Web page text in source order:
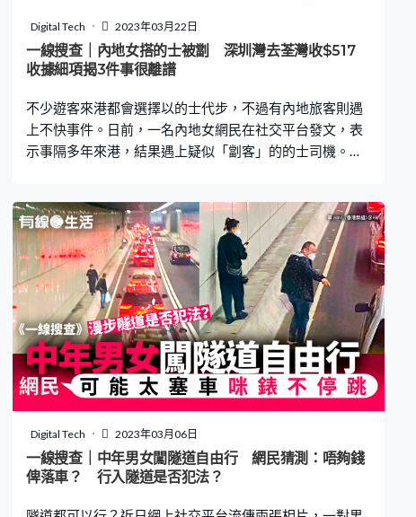
隨即俯身向前，伸手到前方司機位附近位置，拿取一些東
西後迅速放入自己手袋，動作疑似行竊。 司機幫忙開車門
後，她便鎮定地挪移下車，神情無異樣。女乘客動作前後
「車ca
Digital Tech 2023年03月22日
一線搜查｜內地女搭的士被劏 深圳灣去荃灣收$517
收據細項揭3件事很離譜
不少遊客來港都會選擇以的士代步，不過有內地旅客則遇
上不快事件。日前，一名內地女網民在社交平台發文，表
示事隔多年來港，結果遇上疑似「劏客」的的士司機。她
怒，最終她決定在電子報案中心報案。 更多熱門文章： 自
費檢測站3.22起僅餘5個 地點、開放時間一覽 預約檢
測3大常見Q&A特區護照續期申請 6大常見錯誤 入境處
提醒不少人照片規格不符｜附申請教學的士司機20秒連犯
3錯 車門都未閂就向前衝 前車被撞即爆粗：你搞咩啊？
內地旅客搭的士疑被騙 一名女網民在小紅書以「第一次被
HK的士騙」為題發文，表示自己事隔很久再次來到香港，
卻竟然不幸遇到「騙子的士」。她指自己在深圳灣乘搭的
士前往荃灣一間酒店，到達目的地後，被的士司機要求繳
付$517元港幣的車資，費用昂貴得令她相當吃驚。 的士收
據揭3件事不合理 雖然車資不合理，但事主仍有按的士司
機要求繳付了$517元車資，並在下車時取回車資收據。事
主下車後，發現收據不但沒有的士車牌，而且上下車的時
Digital Tech 2023年03月06日
一線搜查｜中年男女闖隧道自由行 網民猜測：唔夠錢
俾落車？ 行入隧道是否犯法？